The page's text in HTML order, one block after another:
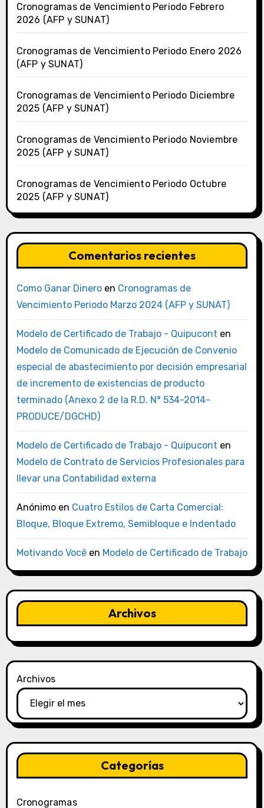
Cronogramas de Vencimiento Periodo Febrero
2026 (AFP y SUNAT)
Cronogramas de Vencimiento Periodo Enero 2026
(AFP y SUNAT)
Cronogramas de Vencimiento Periodo Diciembre
2025 (AFP y SUNAT)
Cronogramas de Vencimiento Periodo Noviembre
2025 (AFP y SUNAT)
Cronogramas de Vencimiento Periodo Octubre
2025 (AFP y SUNAT)
Comentarios recientes
Como Ganar Dineroen Cronogramas de
Vencimiento Periodo Marzo 2024 (AFP y SUNAT)
Modelo de Certificado de Trabajo - Quipucont en
Modelo de Comunicado de Ejecución de Convenio
especial de abastecimiento por decisión empresarial
de incremento de existencias de producto
terminado (Anexo 2 de la R.D. N° 534-2014-
PRODUCE/DGCHD)
Modelo de Certificado de Trabajo - Quipucont en
Modelo de Contrato de Servicios Profesionales para
llevar una Contabilidad externa
Anónimoen Cuatro Estilos de Carta Comercial:
Bloque, Bloque Extremo, Semibloque e Indentado
Motivando Vocêen Modelo de Certificado de Trabajo
Archivos
Archivos
Categorías
Cronogramas